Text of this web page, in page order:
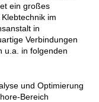
ein großes
im
in
Verbindungen
u.a. in folgenden
und Optimierung
Bereich